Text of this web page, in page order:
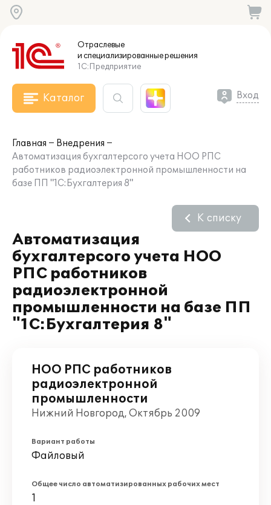
Отраслевые
и специализированныерешения
1С:Предприятие
Каталог Вход
Главная
Внедрения
Автоматизация бухгалтерсого учета НОО РПС
работников радиоэлектронной промышленности на
базе ПП "1С:Бухгалтерия 8"
Автоматизация
бухгалтерсого учета НОО
РПС работников
радиоэлектронной
промышленности на базе ПП
"1С:Бухгалтерия 8"
К списку
НОО РПС работников
радиоэлектронной
промышленности
Нижний Новгород, Октябрь 2009
Вариант работы
Файловый
Общее число автоматизированных рабочих мест
1